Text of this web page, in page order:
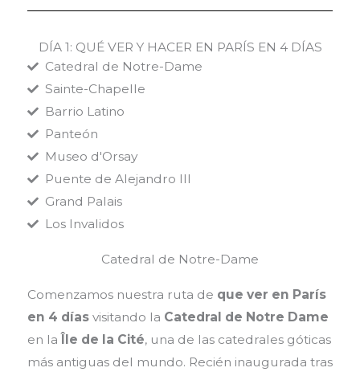
DÍA 1: QUÉ VER Y HACER EN PARÍS EN 4 DÍAS
Catedral de Notre-Dame
Sainte-Chapelle
Barrio Latino
Panteón
Museo d'Orsay
Puente de Alejandro III
Grand Palais
Los Invalidos
Catedral de Notre-Dame
Comenzamos nuestra ruta de que ver en París
en 4 díasvisitando la Catedral de Notre Dame
en la Île de la Cité, una de las catedrales góticas
más antiguas del mundo. Recién inaugurada tras